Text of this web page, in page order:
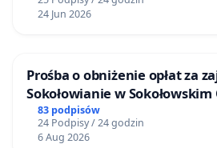
24 Jun 2026
Prośba o obniżenie opłat za
Sokołowianie w
83 podpisów
24 Podpisy / 24 godzin
6 Aug 2026